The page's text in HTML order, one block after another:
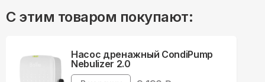
С этим товаром покупают:
Насос дренажный CondiPump
Nebulizer 2.0